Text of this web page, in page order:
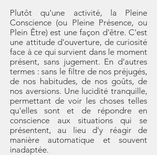
Plutôt qu'une activité, la Pleine
Conscience (ou Pleine Présence, ou
Plein Être) est une façon d'être. C'est
une attitude d'ouverture, de curiosité
face à ce qui survient dans le moment
présent, sans jugement. En d'autres
termes : sans le filtre de nos préjugés,
de nos habitudes, de nos goûts, de
nos aversions. Une lucidité tranquille,
permettant de voir les choses telles
qu'elles sont et de répondre en
conscience aux situations qui se
présentent, au lieu d'y réagir de
manière automatique et souvent
inadaptée.